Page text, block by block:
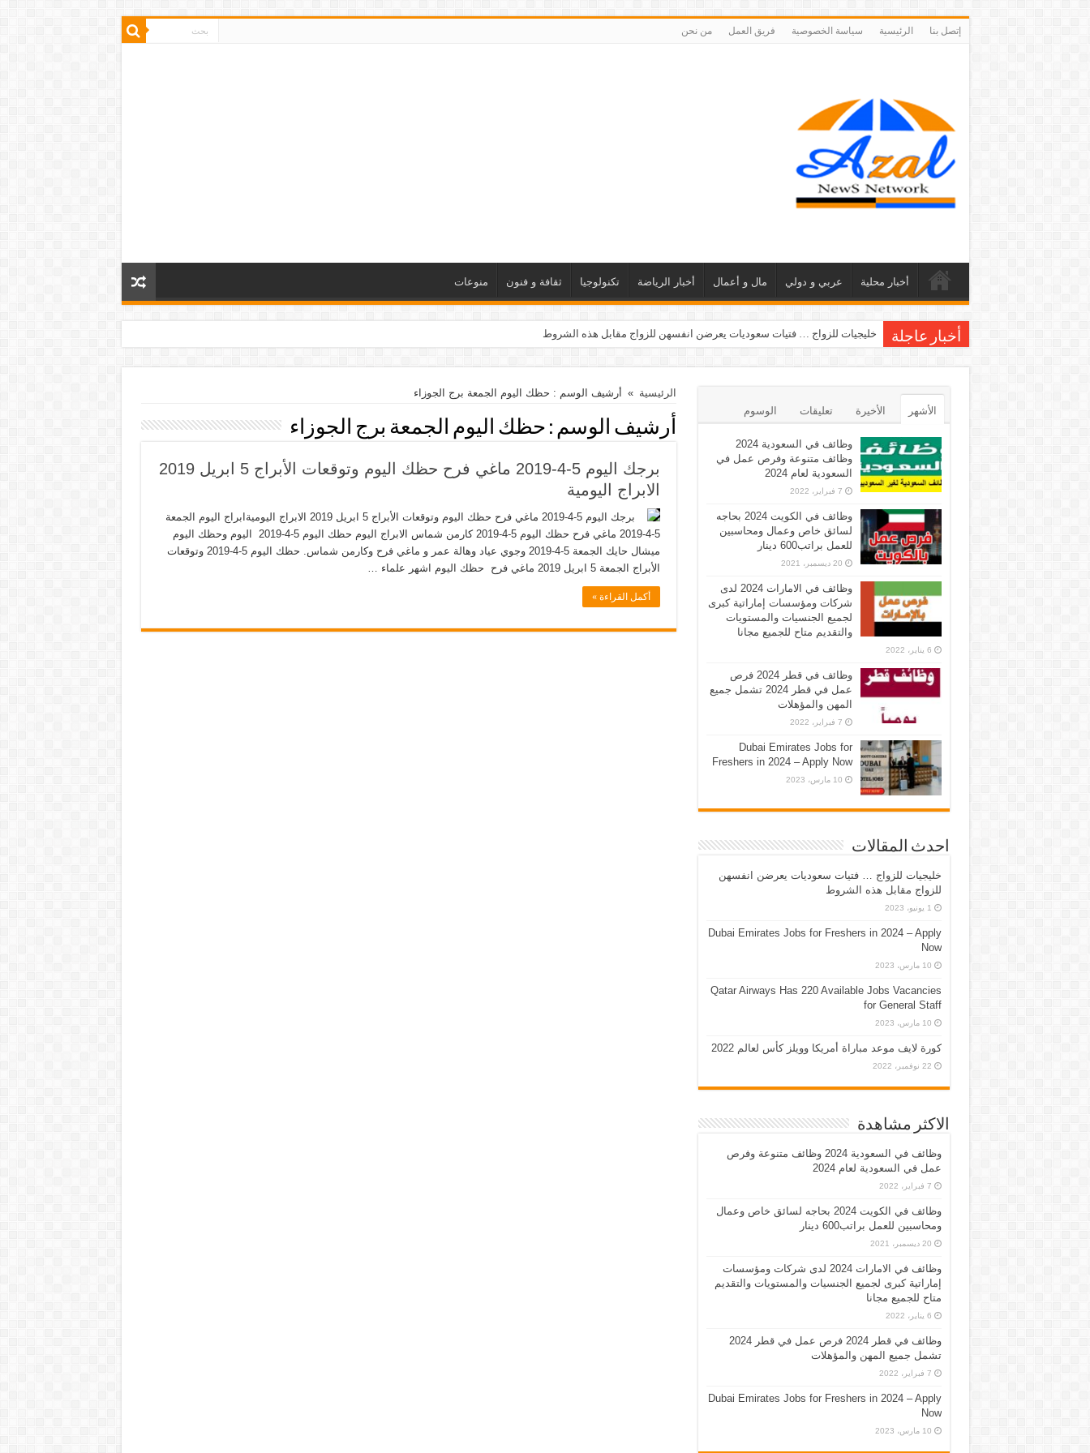
إتصل بنا الرئيسية سياسة الخصوصية فريق العمل من نحن
أخبار محلية عربي و دولي مال و أعمال أخبار الرياضة تكنولوجيا ثقافة و فنون منوعات
أخبار عاجلة خليجيات للزواج … فتيات سعوديات يعرضن انفسهن للزواج مقابل هذه الشروط
الرئيسية » أرشيف الوسم : حظك اليوم الجمعة برج الجوزاء
أرشيف الوسم : حظك اليوم الجمعة برج الجوزاء
برجك اليوم 5-4-2019 ماغي فرح حظك اليوم وتوقعات الأبراج 5 ابريل 2019
الابراج اليومية
برجك اليوم 5-4-2019 ماغي فرح حظك اليوم وتوقعات الأبراج 5 ابريل 2019 الابراج اليوميةابراج اليوم الجمعة
5-4-2019 ماغي فرح حظك اليوم 5-4-2019 كارمن شماس الابراج اليوم حظك اليوم 5-4-2019 اليوم وحظك اليوم
ميشال حايك الجمعة 5-4-2019 وجوي عياد وهالة عمر و ماغي فرح وكارمن شماس. حظك اليوم 5-4-2019 وتوقعات
الأبراج الجمعة 5 ابريل 2019 ماغي فرح حظك اليوم اشهر علماء …
أكمل القراءة »
الأشهر الأخيرة تعليقات الوسوم
وظائف في السعودية 2024
وظائف متنوعة وفرص عمل في
السعودية لعام 2024
7 فبراير، 2022
وظائف في الكويت 2024 بحاجه
لسائق خاص وعمال ومحاسبين
للعمل براتب600 دينار
20 ديسمبر، 2021
وظائف في الامارات 2024 لدى
شركات ومؤسسات إماراتية كبرى
لجميع الجنسيات والمستويات
والتقديم متاح للجميع مجانا
6 يناير، 2022
وظائف في قطر 2024 فرص
عمل في قطر 2024 تشمل جميع
المهن والمؤهلات
7 فبراير، 2022
Dubai Emirates Jobs for
Freshers in 2024 – Apply Now
10 مارس، 2023
احدث المقالات
خليجيات للزواج … فتيات سعوديات يعرضن انفسهن
للزواج مقابل هذه الشروط
1 يونيو، 2023
Dubai Emirates Jobs for Freshers in 2024 – Apply
Now
10 مارس، 2023
Qatar Airways Has 220 Available Jobs Vacancies
for General Staff
10 مارس، 2023
كورة لايف موعد مباراة أمريكا وويلز كأس لعالم 2022
22 نوفمبر، 2022
الاكثر مشاهدة
وظائف في السعودية 2024 وظائف متنوعة وفرص
عمل في السعودية لعام 2024
7 فبراير، 2022
وظائف في الكويت 2024 بحاجه لسائق خاص وعمال
ومحاسبين للعمل براتب600 دينار
20 ديسمبر، 2021
وظائف في الامارات 2024 لدى شركات ومؤسسات
إماراتية كبرى لجميع الجنسيات والمستويات والتقديم
متاح للجميع مجانا
6 يناير، 2022
وظائف في قطر 2024 فرص عمل في قطر 2024
تشمل جميع المهن والمؤهلات
7 فبراير، 2022
Dubai Emirates Jobs for Freshers in 2024 – Apply
Now
10 مارس، 2023